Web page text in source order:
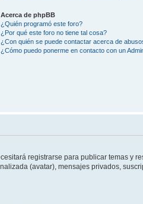
Acerca de phpBB
¿Quién programó este foro?
¿Por qué este foro no tiene tal cosa?
¿Con quién se puede contactar acerca de
¿Cómo puedo ponerme en contacto con un
registrarse para publicar temas y
(avatar), mensajes privados,